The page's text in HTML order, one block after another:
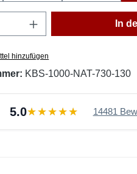
Anzahl: Gib den In
hinzufügen
KBS-1000-NAT-730-130
5.0 14481